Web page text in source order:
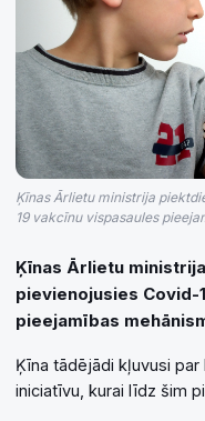
Ķīnas Ārlietu ministrija
19 vakcīnu vispasaules
Ķīnas Ārlietu
pievienojusies Covid-
pieejamības
Ķīna tādējādi kļuvusi
iniciatīvu, kurai līdz šim